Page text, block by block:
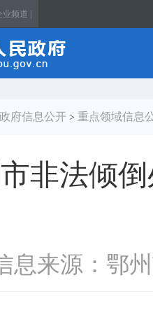
业频道 |
政府信息公开 > 重点领域信息
非法倾
息来源：鄂